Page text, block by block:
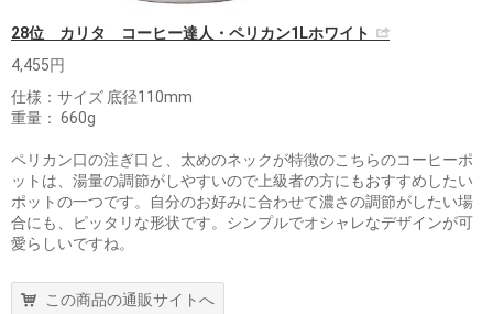
28位 カリタ コーヒー達人・ペリカン1Lホワイト
4,455円
仕様：サイズ 底径110mm
重量： 660g
ペリカン口の注ぎ口と、太めのネックが特徴のこちらのコーヒーポ
ットは、湯量の調節がしやすいので上級者の方にもおすすめしたい
ポットの一つです。自分のお好みに合わせて濃さの調節がしたい場
合にも、ピッタリな形状です。シンプルでオシャレなデザインが可
愛らしいですね。
この商品の通販サイトへ